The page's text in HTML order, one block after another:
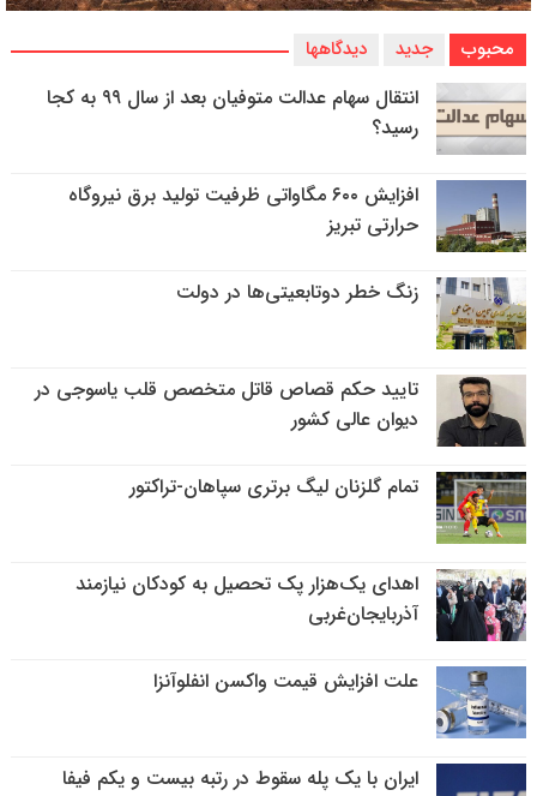
محبوب جدید دیدگاهها
انتقال سهام عدالت متوفیان بعد از سال ۹۹ به کجا
رسید؟
افزایش ۶۰۰ مگاواتی ظرفیت تولید برق نیروگاه
حرارتی تبریز
زنگ خطر دوتابعیتی‌ها در دولت
تایید حکم قصاص قاتل متخصص قلب یاسوجی در
دیوان عالی کشور
تمام گلزنان لیگ‌ برتری سپاهان-تراکتور
اهدای یک‌هزار پک تحصیل به کودکان نیازمند
آذربایجان‌غربی
علت افزایش قیمت واکسن انفلوآنزا
ایران با یک پله سقوط در رتبه بیست و یکم فیفا